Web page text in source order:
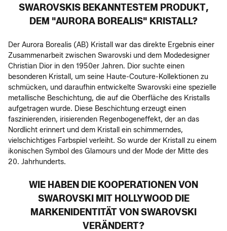
SWAROVSKIS BEKANNTESTEM PRODUKT,
DEM "AURORA BOREALIS" KRISTALL?
Der Aurora Borealis (AB) Kristall war das direkte Ergebnis einer
Zusammenarbeit zwischen Swarovski und dem Modedesigner
Christian Dior in den 1950er Jahren. Dior suchte einen
besonderen Kristall, um seine Haute-Couture-Kollektionen zu
schmücken, und daraufhin entwickelte Swarovski eine spezielle
metallische Beschichtung, die auf die Oberfläche des Kristalls
aufgetragen wurde. Diese Beschichtung erzeugt einen
faszinierenden, irisierenden Regenbogeneffekt, der an das
Nordlicht erinnert und dem Kristall ein schimmerndes,
vielschichtiges Farbspiel verleiht. So wurde der Kristall zu einem
ikonischen Symbol des Glamours und der Mode der Mitte des
20. Jahrhunderts.
WIE HABEN DIE KOOPERATIONEN VON
SWAROVSKI MIT HOLLYWOOD DIE
MARKENIDENTITÄT VON SWAROVSKI
VERÄNDERT?